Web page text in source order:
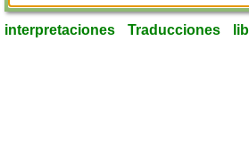
interpretaciones Traducciones